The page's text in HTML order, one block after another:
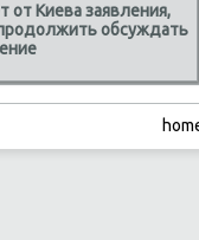
от Киева заявления,
обсуждать